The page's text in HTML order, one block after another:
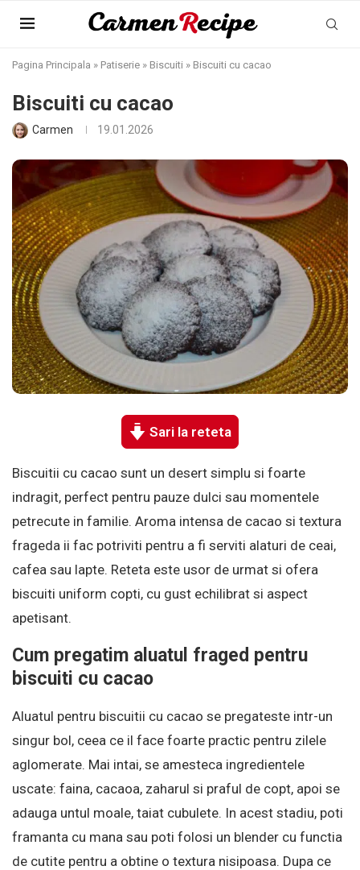
Pagina Principala » Patiserie » Biscuiti » Biscuiti cu cacao
Biscuiti cu cacao
Carmen 19.01.2026
Sari la reteta
Biscuitii cu cacao sunt un desert simplu si foarte
indragit, perfect pentru pauze dulci sau momentele
petrecute in familie. Aroma intensa de cacao si textura
frageda ii fac potriviti pentru a fi serviti alaturi de ceai,
cafea sau lapte. Reteta este usor de urmat si ofera
biscuiti uniform copti, cu gust echilibrat si aspect
apetisant.
Cum pregatim aluatul fraged pentru
biscuiti cu cacao
Aluatul pentru biscuitii cu cacao se pregateste intr-un
singur bol, ceea ce il face foarte practic pentru zilele
aglomerate. Mai intai, se amesteca ingredientele
uscate: faina, cacaoa, zaharul si praful de copt, apoi se
adauga untul moale, taiat cubulete. In acest stadiu, poti
framanta cu mana sau poti folosi un blender cu functia
de cutite pentru a obtine o textura nisipoasa. Dupa ce